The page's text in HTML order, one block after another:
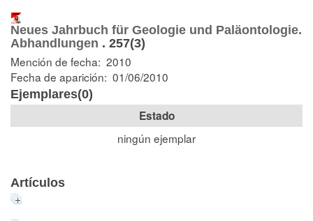
Neues Jahrbuch für Geologie und Paläontologie.
Abhandlungen . 257(3)
Mención de fecha: 2010
Fecha de aparición: 01/06/2010
Ejemplares(0)
Estado
ningún ejemplar
Artículos